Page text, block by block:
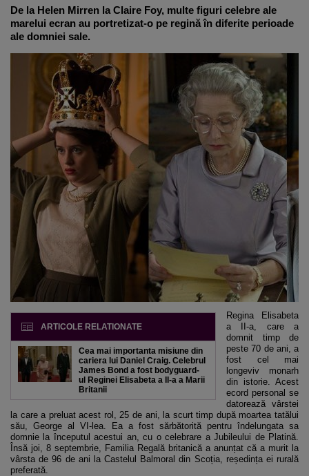
De la Helen Mirren la Claire Foy, multe figuri celebre ale
marelui ecran au portretizat-o pe regină în diferite perioade
ale domniei sale.
ARTICOLE RELATIONATE
Cea mai importanta misiune din
cariera lui Daniel Craig. Celebrul
James Bond a fost bodyguard-
ul Reginei Elisabeta a II-a a Marii
Britanii
Regina Elisabeta
a II-a, care a
domnit timp de
peste 70 de ani, a
fost cel mai
longeviv monarh
din istorie. Acest
ecord personal se
datorează vârstei
la care a preluat acest rol, 25 de ani, la scurt timp după moartea tatălui
său, George al VI-lea. Ea a fost sărbătorită pentru îndelungata sa
domnie la începutul acestui an, cu o celebrare a Jubileului de Platină.
Însă joi, 8 septembrie, Familia Regală britanică a anunțat că a murit la
vârsta de 96 de ani la Castelul Balmoral din Scoția, reședința ei rurală
preferată.